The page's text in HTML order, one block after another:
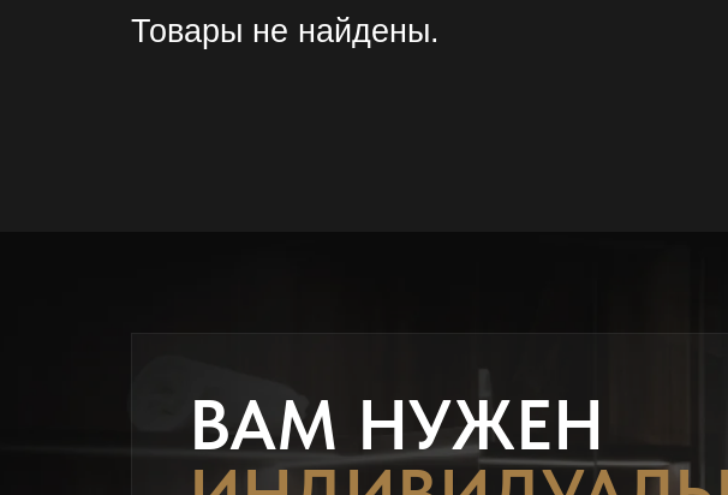
Товары не найдены.
ВАМ НУЖЕН